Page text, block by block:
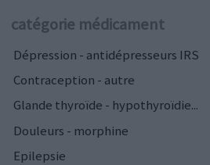
catégorie médicament
Dépression - antidépresseurs IRS
Contraception - autre
Glande thyroïde - hypothyroïdie...
Douleurs - morphine
Epilepsie